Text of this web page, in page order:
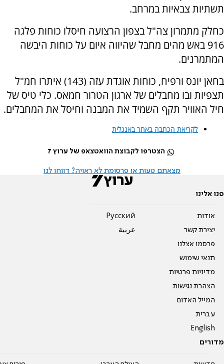
תשתיות צבאיות במרחב.
כחלק מתמרון צה"ל בצפון הרצועה חיסלו כוחות פלגה
916 באש מהים מחבל שהיווה איום על כוחות היבשה
המתמרנים.
בחאן יונס ורפיח, כוחות אוגדת עזה (143) איתרו חמ"ל
תצפיות ובו מחבלים של ארגון הטרור חמאס. כלי טיס של
חיל האוויר תקף השמיד את המבנה וחיסל את המחבלים.
לקריאת הכתבה באתר באנגלית
הצטרפו לקבוצת הוואטצאפ של ערוץ 7
מצאתם טעות או פרסומת לא ראויה? דווחו לנו
פנו אלינו
אודות
יצירת קשר
פרסמו אצלנו
תנאי שימוש
מדיניות פרטיות
הצהרת נגישות
המייל האדום
עברית
English
Pусский
عربية
מדורים